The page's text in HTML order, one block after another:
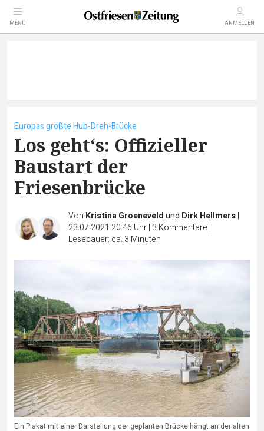
MENÜ ANMELDEN
Europas größte Hub-Dreh-Brücke
Los geht‘s: Offizieller
Baustart der
Friesenbrücke
Von Kristina Groeneveldund Dirk Hellmers|
23.07.2021 20:46 Uhr| 3 Kommentare |
Lesedauer: ca. 3 Minuten
Ein Plakat mit einer Darstellung der geplanten Brücke hängt an der alten